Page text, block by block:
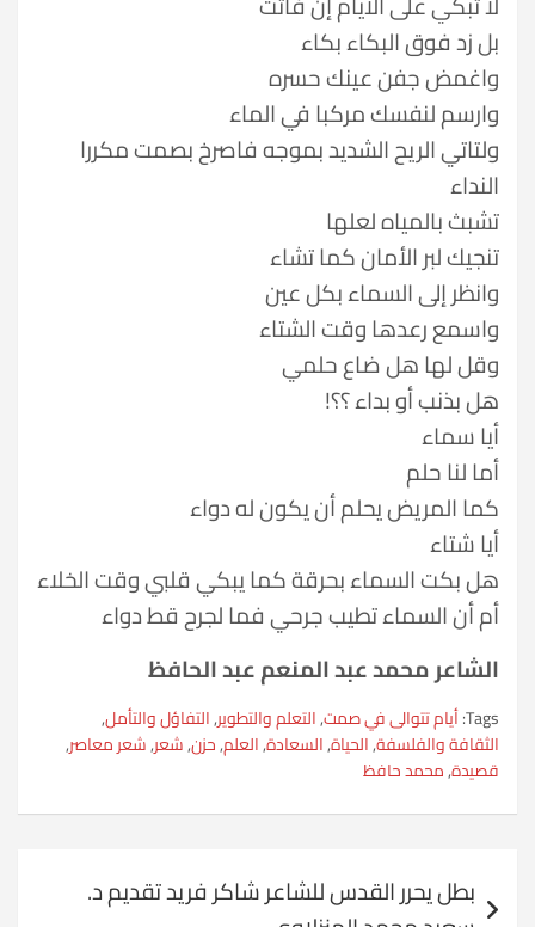
بل زد فوق البكاء بكاء
واغمض جفن عينك حسره
وارسم لنفسك مركبا في الماء
ولتاتي الريح الشديد بموجه فاصرخ بصمت مكررا
النداء
تشبث بالمياه لعلها
تنجيك لبر الأمان كما تشاء
وانظر إلى السماء بكل عين
واسمع رعدها وقت الشتاء
وقل لها هل ضاع حلمي
هل بذنب أو بداء ؟؟!
أيا سماء
أما لنا حلم
كما المريض يحلم أن يكون له دواء
أيا شتاء
هل بكت السماء بحرقة كما يبكي قلبي وقت الخلاء
أم أن السماء تطيب جرحي فما لجرح قط دواء
الشاعر محمد عبد المنعم عبد الحافظ
Tags: أيام تتوالى في صمت,التعلم والتطوير,التفاؤل والتأمل,
الثقافة والفلسفة,الحياة,السعادة,العلم,حزن,شعر,شعر معاصر,
قصيدة,محمد حافظ
المقالات
بطل يحرر القدس للشاعر شاكر فريد تقديم د.